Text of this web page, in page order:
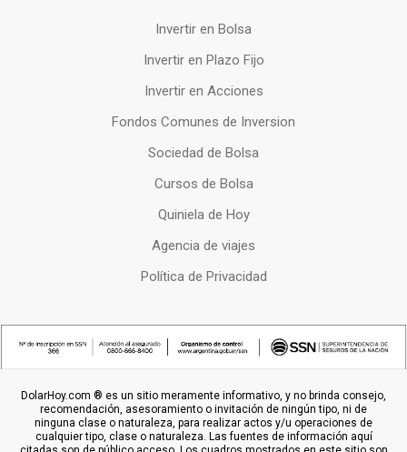
Invertir en Bolsa
Invertir en Plazo Fijo
Invertir en Acciones
Fondos Comunes de Inversion
Sociedad de Bolsa
Cursos de Bolsa
Quiniela de Hoy
Agencia de viajes
Política de Privacidad
DolarHoy.com ® es un sitio meramente informativo, y no brinda consejo,
recomendación, asesoramiento o invitación de ningún tipo, ni de
ninguna clase o naturaleza, para realizar actos y/u operaciones de
cualquier tipo, clase o naturaleza. Las fuentes de información aquí